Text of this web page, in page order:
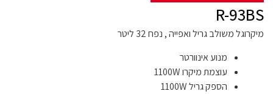
R-93BS
מיקרוגל משולב גריל ואפייה , נפח 32 ליטר
מנוע אינוורטר
עוצמת מיקרו 1100W
הספק גריל 1100W